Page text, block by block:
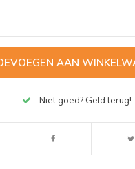
AAN
Niet goed? Geld terug!